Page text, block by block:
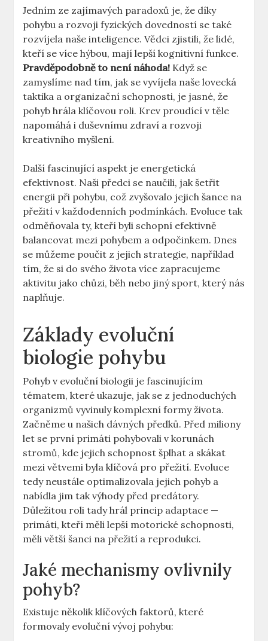
Jedním ze zajímavých paradoxů je, že díky
pohybu a rozvoji fyzických dovedností se také
rozvíjela naše inteligence. Vědci zjistili, že lidé,
kteří se více hýbou, mají lepší kognitivní funkce.
Pravděpodobně to není náhoda! Když se
zamyslíme nad tím, jak se vyvíjela naše lovecká
taktika a organizační schopnosti, je jasné, že
pohyb hrála klíčovou roli. Krev proudící v těle
napomáhá i duševnímu zdraví a rozvoji
kreativního myšlení.
Další fascinující aspekt je energetická
efektivnost. Naši předci se naučili, jak šetřit
energii při pohybu, což zvyšovalo jejich šance na
přežití v každodenních podmínkách. Evoluce tak
odměňovala ty, kteří byli schopní efektivně
balancovat mezi pohybem a odpočinkem. Dnes
se můžeme poučit z jejich strategie, například
tím, že si do svého života více zapracujeme
aktivitu jako chůzi, běh nebo jiný sport, který nás
naplňuje.
Základy evoluční
biologie pohybu
Pohyb v evoluční biologii je fascinujícím
tématem, které ukazuje, jak se z jednoduchých
organizmů vyvinuly komplexní formy života.
Začněme u našich dávných předků. Před miliony
let se první primáti pohybovali v korunách
stromů, kde jejich schopnost šplhat a skákat
mezi větvemi byla klíčová pro přežití. Evoluce
tedy neustále optimalizovala jejich pohyb a
nabídla jim tak výhody před predátory.
Důležitou roli tady hrál princip adaptace —
primáti, kteří měli lepší motorické schopnosti,
měli větší šanci na přežití a reprodukci.
Jaké mechanismy ovlivnily
pohyb?
Existuje několik klíčových faktorů, které
formovaly evoluční vývoj pohybu: